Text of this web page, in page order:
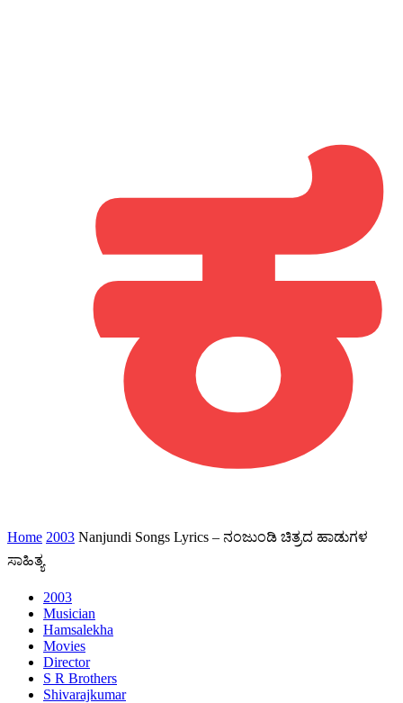
Home 2003 Nanjundi Songs Lyrics – ನಂಜುಂಡಿ ಚಿತ್ರದ ಹಾಡುಗಳ
ಸಾಹಿತ್ಯ
2003
Musician
Hamsalekha
Movies
Director
S R Brothers
Shivarajkumar